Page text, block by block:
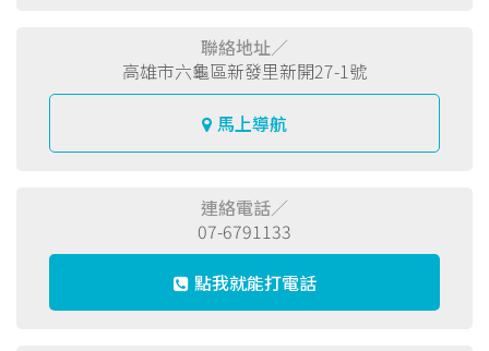
聯絡地址／
高雄市六龜區新發里新開27-1號
馬上導航
連絡電話／
07-6791133
點我就能打電話